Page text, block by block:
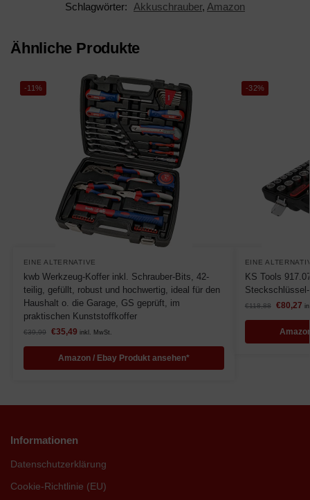
Schlagwörter:
Akkuschrauber, Amazon
Ähnliche Produkte
-11%
EINE ALTERNATIVE
kwb Werkzeug-Koffer inkl. Schrauber-Bits, 42-
teilig, gefüllt, robust und hochwertig, ideal für den
Haushalt o. die Garage, GS geprüft, im
praktischen Kunststoffkoffer
€39,99 €35,49 inkl. MwSt.
Amazon / Ebay Produkt ansehen*
-32%
EINE
KS Tools
€118,88 €80,27
Informationen
Datenschutzerklärung
Cookie-Richtlinie (EU)